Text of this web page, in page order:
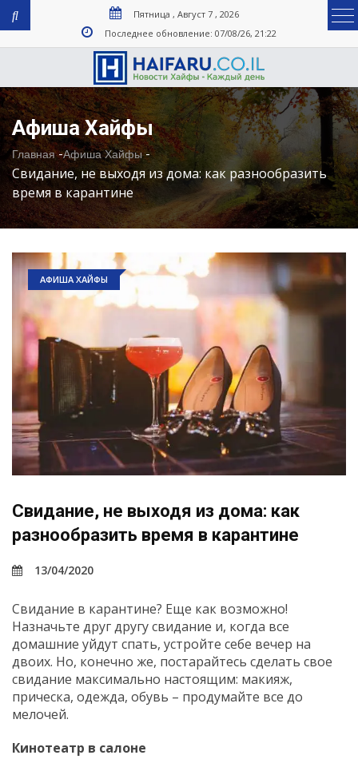
Пятница , Август 7 , 2026
Последнее обновление: 07/08/26, 21:22
Афиша Хайфы
Главная-Афиша Хайфы-
Свидание, не выходя из дома: как разнообразить
время в карантине
АФИША ХАЙФЫ
Свидание, не выходя из дома: как
разнообразить время в карантине
13/04/2020
Свидание в карантине? Еще как возможно!
Назначьте друг другу свидание и, когда все
домашние уйдут спать, устройте себе вечер на
двоих. Но, конечно же, постарайтесь сделать свое
свидание максимально настоящим: макияж,
прическа, одежда, обувь – продумайте все до
мелочей.
Кинотеатр в салоне